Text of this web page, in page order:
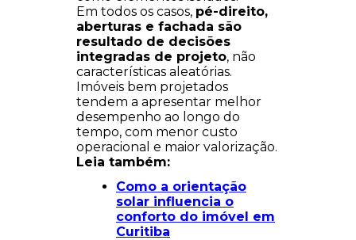
Em todos os casos, pé-direito,
aberturas e fachada são
resultado de decisões
integradas de projeto, não
características aleatórias.
Imóveis bem projetados
tendem a apresentar melhor
desempenho ao longo do
tempo, com menor custo
operacional e maior valorização.
Leia também:
Como a orientação
solar influencia o
conforto do imóvel em
Curitiba